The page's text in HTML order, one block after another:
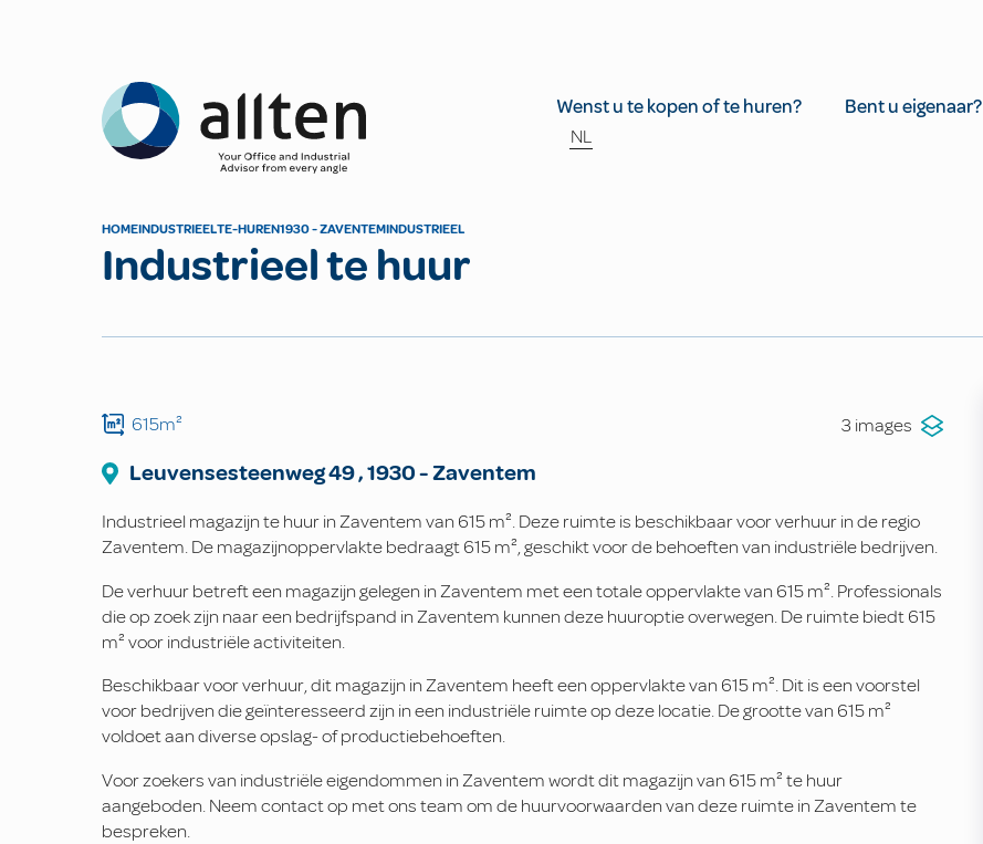
Allten
Wenst u te kopen of te huren? Bent u eigenaar?
NL
HOMEINDUSTRIEELTE-HUREN1930 - ZAVENTEMINDUSTRIEEL
Industrieel te huur
615m² 3 images
Leuvensesteenweg49,1930-Zaventem
Industrieel magazijn te huur in Zaventem van 615 m². Deze ruimte is beschikbaar voor verhuur in de regio
Zaventem. De magazijnoppervlakte bedraagt 615 m², geschikt voor de behoeften van industriële bedrijven.
De verhuur betreft een magazijn gelegen in Zaventem met een totale oppervlakte van 615 m². Professionals
die op zoek zijn naar een bedrijfspand in Zaventem kunnen deze huuroptie overwegen. De ruimte biedt 615
m² voor industriële activiteiten.
Beschikbaar voor verhuur, dit magazijn in Zaventem heeft een oppervlakte van 615 m². Dit is een voorstel
voor bedrijven die geïnteresseerd zijn in een industriële ruimte op deze locatie. De grootte van 615 m²
voldoet aan diverse opslag- of productiebehoeften.
Voor zoekers van industriële eigendommen in Zaventem wordt dit magazijn van 615 m² te huur
aangeboden. Neem contact op met ons team om de huurvoorwaarden van deze ruimte in Zaventem te
bespreken.